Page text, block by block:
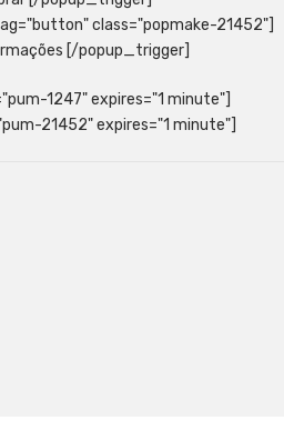
class="popmake-21452"]
[/popup_trigger]
1247" expires="1 minute"]
21452" expires="1 minute"]